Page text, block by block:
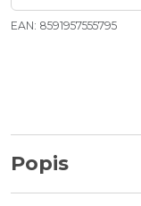
EAN: 8591957555795
Popis